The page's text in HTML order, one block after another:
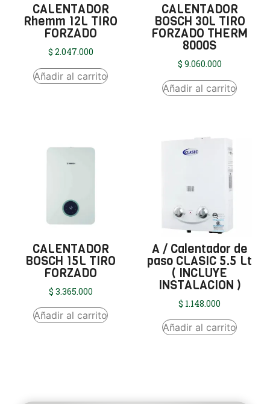
CALENTADOR
Rhemm 12L TIRO
FORZADO
$ 2.047.000
Añadir al carrito
CALENTADOR
BOSCH 30L TIRO
FORZADO THERM
8000S
$ 9.060.000
Añadir al carrito
CALENTADOR
BOSCH 15L TIRO
FORZADO
$ 3.365.000
Añadir al carrito
A / Calentador de
paso CLASIC 5.5 Lt
( INCLUYE
INSTALACION )
$ 1.148.000
Añadir al carrito